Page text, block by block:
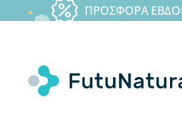
ΠΡΟΣΦΟΡΑ